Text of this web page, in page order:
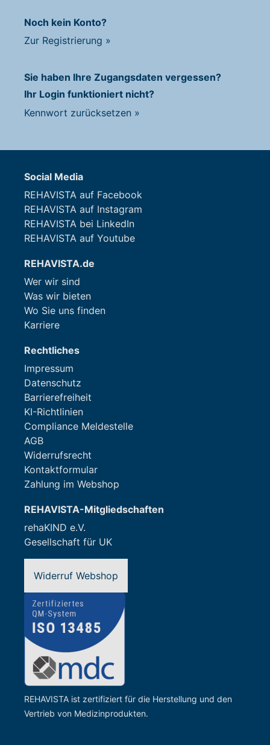
Noch kein Konto?
Zur Registrierung »
Sie haben Ihre Zugangsdaten vergessen?
Ihr Login funktioniert nicht?
Kennwort zurücksetzen »
Social Media
REHAVISTA auf Facebook
REHAVISTA auf Instagram
REHAVISTA bei LinkedIn
REHAVISTA auf Youtube
REHAVISTA.de
Wer wir sind
Was wir bieten
Wo Sie uns finden
Karriere
Rechtliches
Impressum
Datenschutz
Barrierefreiheit
KI-Richtlinien
Compliance Meldestelle
AGB
Widerrufsrecht
Kontaktformular
Zahlung im Webshop
REHAVISTA-Mitgliedschaften
rehaKIND e.V.
Gesellschaft für UK
Widerruf Webshop
REHAVISTA ist zertifiziert für die Herstellung und den
Vertrieb von Medizinprodukten.